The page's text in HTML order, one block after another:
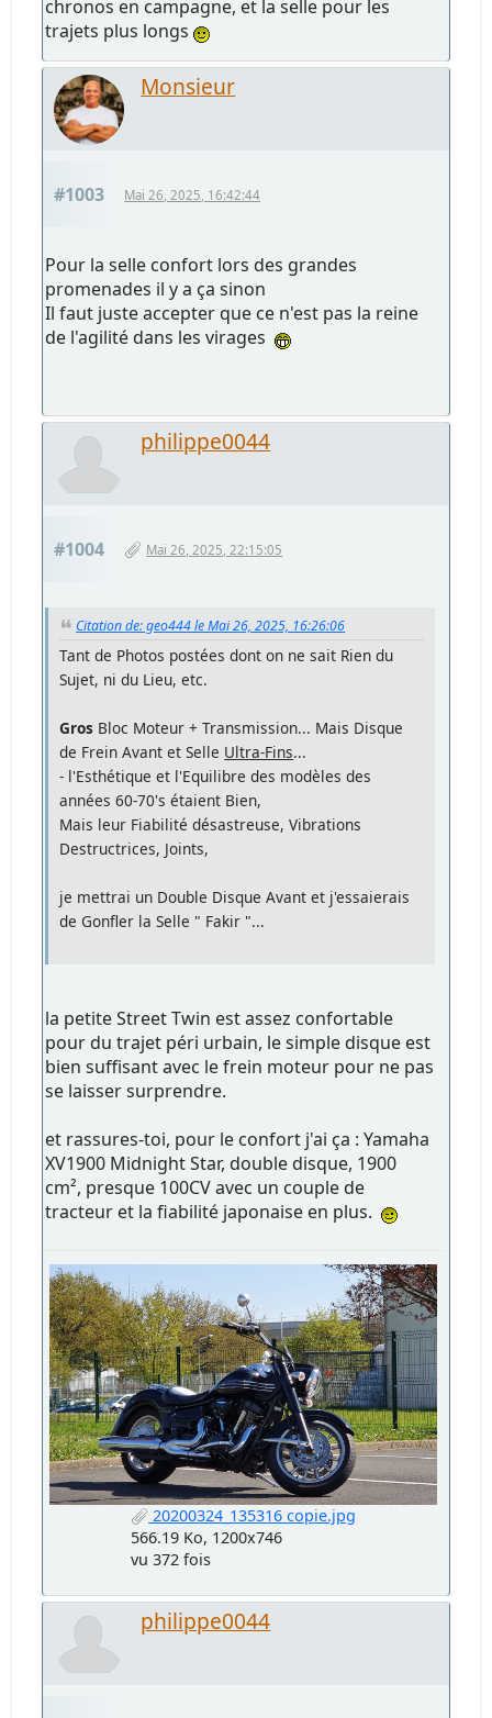
chronos en campagne, et la selle pour les
trajets plus longs
Monsieur
#1003 Mai 26, 2025, 16:42:44
Pour la selle confort lors des grandes
promenades il y a ça sinon
Il faut juste accepter que ce n'est pas la reine
de l'agilité dans les virages
philippe0044
#1004 Mai 26, 2025, 22:15:05
Citation de: geo444 le Mai 26, 2025, 16:26:06
Tant de Photos postées dont on ne sait Rien du
Sujet, ni du Lieu, etc.
Gros Bloc Moteur + Transmission... Mais Disque
de Frein Avant et Selle Ultra-Fins...
- l'Esthétique et l'Equilibre des modèles des
années 60-70's étaient Bien,
Mais leur Fiabilité désastreuse, Vibrations
Destructrices, Joints,
je mettrai un Double Disque Avant et j'essaierais
de Gonfler la Selle " Fakir "...
la petite Street Twin est assez confortable
pour du trajet péri urbain, le simple disque est
bien suffisant avec le frein moteur pour ne pas
se laisser surprendre.
et rassures-toi, pour le confort j'ai ça : Yamaha
XV1900 Midnight Star, double disque, 1900
cm², presque 100CV avec un couple de
tracteur et la fiabilité japonaise en plus.
20200324_135316 copie.jpg
566.19 Ko, 1200x746
vu 372 fois
philippe0044